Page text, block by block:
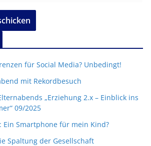
für Social Media? Unbedingt!
mit Rekordbesuch
„Erziehung 2.x – Einblick ins
09/2025
Ein Smartphone für mein Kind?
Spaltung der Gesellschaft